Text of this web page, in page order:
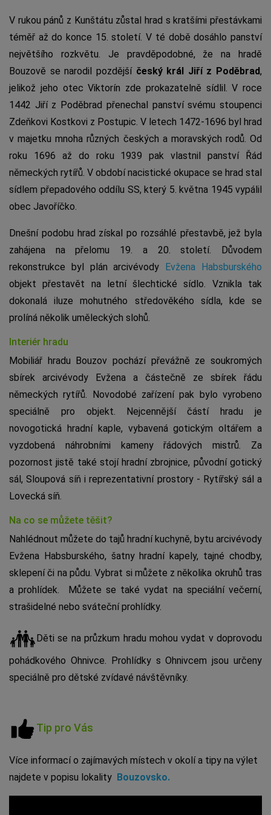
V rukou pánů z Kunštátu zůstal hrad s kratšími přestávkami
téměř až do konce 15. století. V té době dosáhlo panství
největšího rozkvětu. Je pravděpodobné, že na hradě
Bouzově se narodil pozdější český král Jiří z Poděbrad,
jelikož jeho otec Viktorín zde prokazatelně sídlil. V roce
1442 Jiří z Poděbrad přenechal panství svému stoupenci
Zdeňkovi Kostkovi z Postupic. V letech 1472-1696 byl hrad
v majetku mnoha různých českých a moravských rodů. Od
roku 1696 až do roku 1939 pak vlastnil panství Řád
německých rytířů. V období nacistické okupace se hrad stal
sídlem přepadového oddílu SS, který 5. května 1945 vypálil
obec Javoříčko.
Dnešní podobu hrad získal po rozsáhlé přestavbě, jež byla
zahájena na přelomu 19. a 20. století. Důvodem
rekonstrukce byl plán arcivévody Evžena Habsburského
objekt přestavět na letní šlechtické sídlo. Vznikla tak
dokonalá iluze mohutného středověkého sídla, kde se
prolíná několik uměleckých slohů.
Interiér hradu
Mobiliář hradu Bouzov pochází převážně ze soukromých
sbírek arcivévody Evžena a částečně ze sbírek řádu
německých rytířů. Novodobé zařízení pak bylo vyrobeno
speciálně pro objekt. Nejcennější částí hradu je
novogotická hradní kaple, vybavená gotickým oltářem a
vyzdobená náhrobními kameny řádových mistrů. Za
pozornost jistě také stojí hradní zbrojnice, původní gotický
sál, Sloupová síň i reprezentativní prostory - Rytířský sál a
Lovecká síň.
Na co se můžete těšit?
Nahlédnout můžete do tajů hradní kuchyně, bytu arcivévody
Evžena Habsburského, šatny hradní kapely, tajné chodby,
sklepení či na půdu. Vybrat si můžete z několika okruhů tras
a prohlídek. Můžete se také vydat na speciální večerní,
strašidelné nebo sváteční prohlídky.
Děti se na průzkum hradu mohou vydat v doprovodu
pohádkového Ohnivce. Prohlídky s Ohnivcem jsou určeny
speciálně pro dětské zvídavé návštěvníky.
Tip pro Vás
Více informací o zajímavých místech v okolí a tipy na výlet
najdete v popisu lokality Bouzovsko.